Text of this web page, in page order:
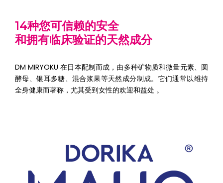
14种您可信赖的安全
和拥有临床验证的天然成分
DM MIRYOKU 在日本配制而成，由多种矿物质和微量元素、圆
酵母、银耳多糖、混合浆果等天然成分制成。它们通常以维持
全身健康而著称，尤其受到女性的欢迎和益处 。
提高吸收率与营养素的生物利用度，同时不会对人体造成
而外负担